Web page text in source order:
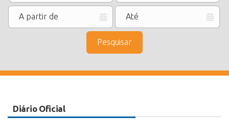
Pesquisar
Diário Oficial